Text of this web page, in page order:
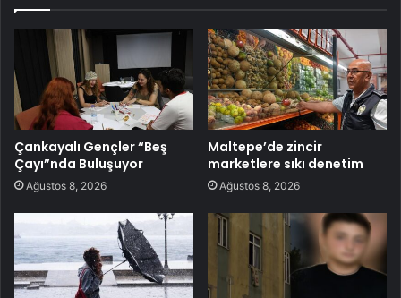
Çankayalı Gençler “Beş
Çayı”nda Buluşuyor
Ağustos 8, 2026
Maltepe’de zincir
marketlere sıkı denetim
Ağustos 8, 2026